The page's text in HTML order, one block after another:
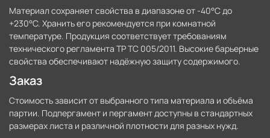
Материал сохраняет свойства в диапазоне от -40°C до
+230°C. Хранить его рекомендуется при комнатной
температуре. Продукция соответствует требованиям
технического регламента ТР ТС 005/2011. Высокие барьерные
свойства обеспечивают надёжную защиту содержимого.
Заказ
Стоимость зависит от выбранного типа материала и объёма
партии. Подпергамент и пергамент доступны в стандартных
размерах листа и различной плотности для разных нужд.